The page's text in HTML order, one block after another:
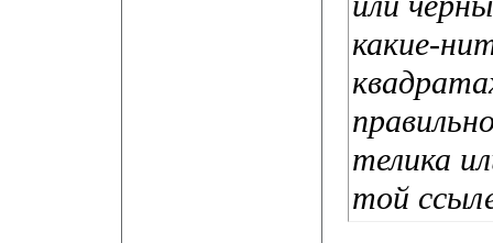
какие-
телика
той